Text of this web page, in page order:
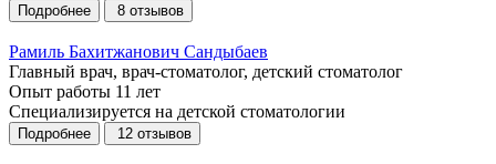
Подробнее 8 отзывов
Рамиль Бахитжанович Сандыбаев
Главный врач, врач-стоматолог, детский стоматолог
Опыт работы 11 лет
Специализируется на детской стоматологии
Подробнее 12 отзывов